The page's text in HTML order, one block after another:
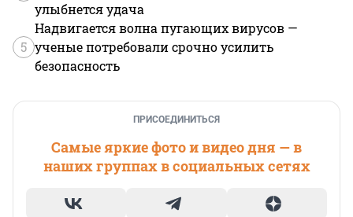
улыбнется удача
5
Надвигается волна пугающих вирусов —
ученые потребовали срочно усилить
безопасность
ПРИСОЕДИНИТЬСЯ
Самые яркие фото и видео дня — в
наших группах в социальных сетях